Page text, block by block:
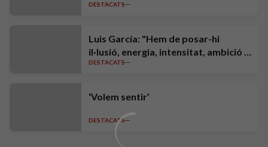
DESTACATS
Luis García: "Hem de posar-hi
il·lusió, energia, intensitat, ambició i
exigència"
DESTACATS
‘Volem sentir’
DESTACATS